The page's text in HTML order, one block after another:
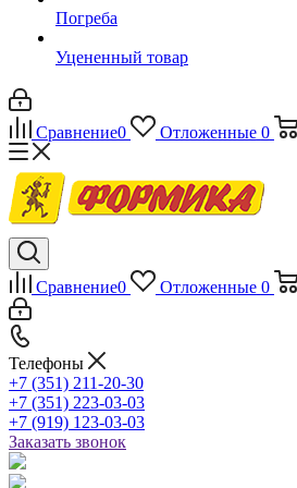
Погреба
Уцененный товар
Сравнение0 Отложенные 0
Сравнение0 Отложенные 0
Телефоны
+7 (351) 211-20-30
+7 (351) 223-03-03
+7 (919) 123-03-03
Заказать звонок